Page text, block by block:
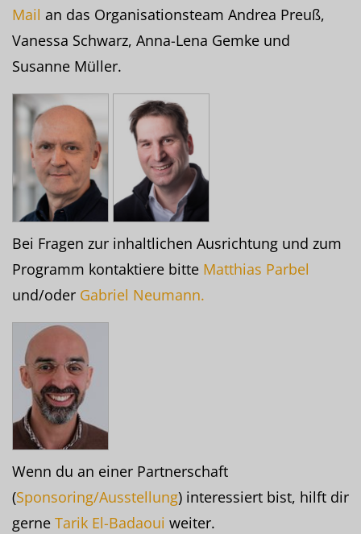
Mail an das Organisationsteam Andrea Preuß,
Vanessa Schwarz, Anna-Lena Gemke und
Susanne Müller.
Bei Fragen zur inhaltlichen Ausrichtung und zum
Programm kontaktiere bitte Matthias Parbel
und/oder Gabriel Neumann.
Wenn du an einer Partnerschaft
(Sponsoring/Ausstellung) interessiert bist, hilft dir
gerne Tarik El-Badaoui weiter.